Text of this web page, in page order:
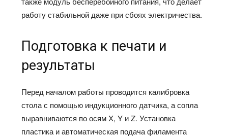
работу стабильной даже при сбоях электричества.
Подготовка к печати и
результаты
Перед началом работы проводится калибровка
стола с помощью индукционного датчика, а сопла
выравниваются по осям X, Y и Z. Установка
пластика и автоматическая подача филамента